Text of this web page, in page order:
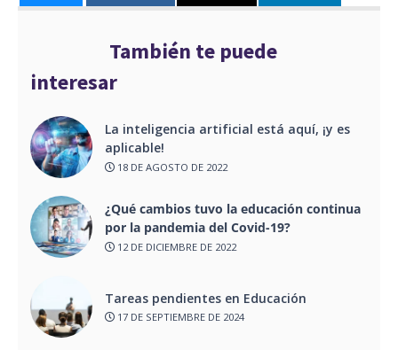
También te puede
interesar
La inteligencia artificial está aquí, ¡y es
aplicable!
18 DE AGOSTO DE 2022
¿Qué cambios tuvo la educación continua
por la pandemia del Covid-19?
12 DE DICIEMBRE DE 2022
Tareas pendientes en Educación
17 DE SEPTIEMBRE DE 2024